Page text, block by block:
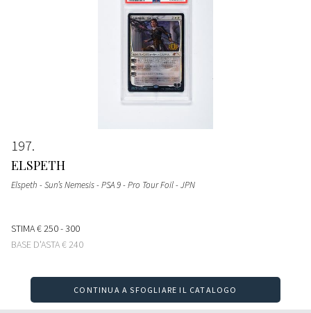
197
ELSPETH
Elspeth - Sun’s Nemesis - PSA 9 - Pro Tour Foil - JPN
STIMA€ 250 - 300
BASE D'ASTA€ 240
CONTINUA A SFOGLIARE IL CATALOGO